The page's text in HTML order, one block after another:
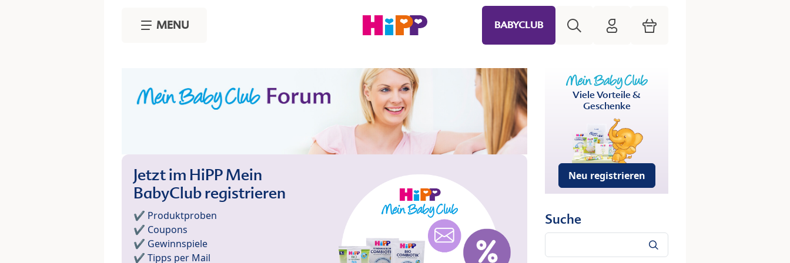
MENU BABYCLUB HiPP Mein Babyclub
Warenkorb
Jetzt im HiPP Mein
BabyClub registrieren
✔️ Produktproben
✔️ Coupons
✔️ Gewinnspiele
✔️ Tipps per Mail
Viele Vorteile &
Geschenke
Neu registrieren
Suche